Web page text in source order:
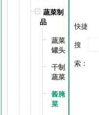
蔬菜制
品
蔬菜
罐头
干制
蔬菜
酱腌
菜
快捷
搜
索：